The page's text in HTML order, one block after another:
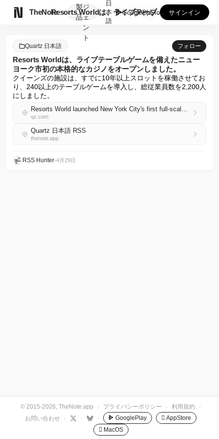
TheNote
製
品
ジ
ェ
ン
ト
Resorts Worldは、ライブテーブルゲームを備えたニ...
日
本
語
GooglePlay
AppStore サインイン
Quartz 日本語 フォロー
Resorts Worldは、ライブテーブルゲームを備えたニュー
ヨーク市初の本格的なカジノをオープンしました。
クイーンズの施設は、すでに10年以上スロットを稼働させてお
り、240以上のテーブルゲームを導入し、総従業員数を2,200人
にしました。
Resorts World launched New York City's first full-scale casino with live table games
qz.com
Quartz 日本語 RSS
thenote.app
RSS Hunter•4月29日
© 2015-2026, TheNote.app · プライバシーポリシー · 利用規約
·
お問い合わせ
· · · GooglePlay
 AppStore
 MacOS